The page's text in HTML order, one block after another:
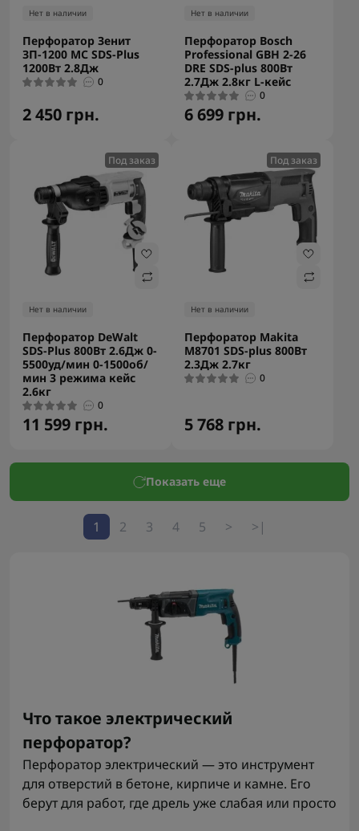
Нет в наличии
Перфоратор Зенит
ЗП-1200 МС SDS-Plus
1200Вт 2.8Дж
0
2 450 грн.
Нет в наличии
Перфоратор Bosch
Professional GBH 2-26
DRE SDS-plus 800Вт
2.7Дж 2.8кг L-кейс
0
6 699 грн.
Под заказ
Нет в наличии
Перфоратор DeWalt
SDS-Plus 800Вт 2.6Дж 0-
5500уд/мин 0-1500об/
мин 3 режима кейс
2.6кг
0
11 599 грн.
Под заказ
Нет в наличии
Перфоратор Makita
M8701 SDS-plus 800Вт
2.3Дж 2.7кг
0
5 768 грн.
Показать еще
1 2 3 4 5 > >|
Что такое электрический
перфоратор?
Перфоратор электрический — это инструмент
для отверстий в бетоне, кирпиче и камне. Его
берут для работ, где дрель уже слабая или просто